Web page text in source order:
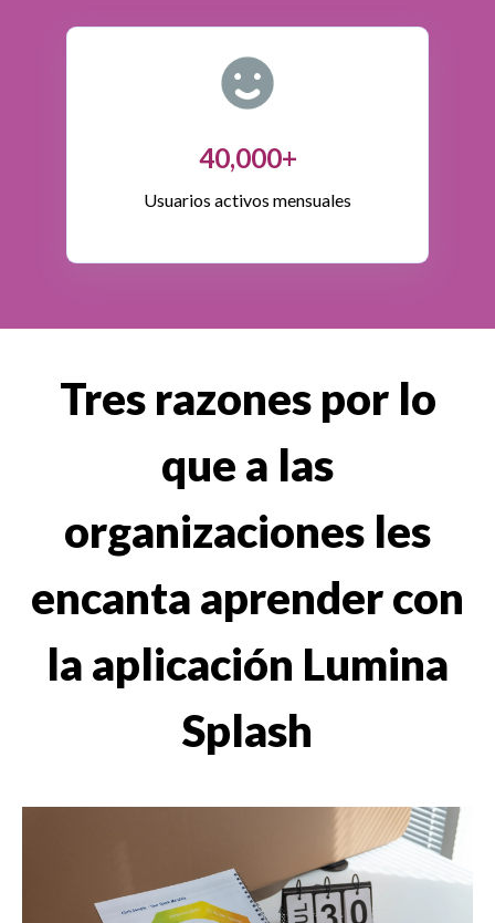
40,000+
Usuarios activos mensuales
Tres razones por lo
que a las
organizaciones les
encanta aprender con
la aplicación Lumina
Splash